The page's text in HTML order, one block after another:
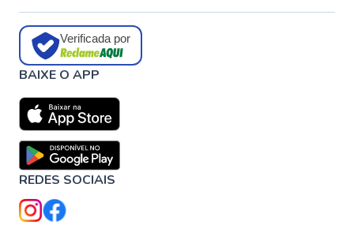
Verificada por
BAIXE O APP
REDES SOCIAIS